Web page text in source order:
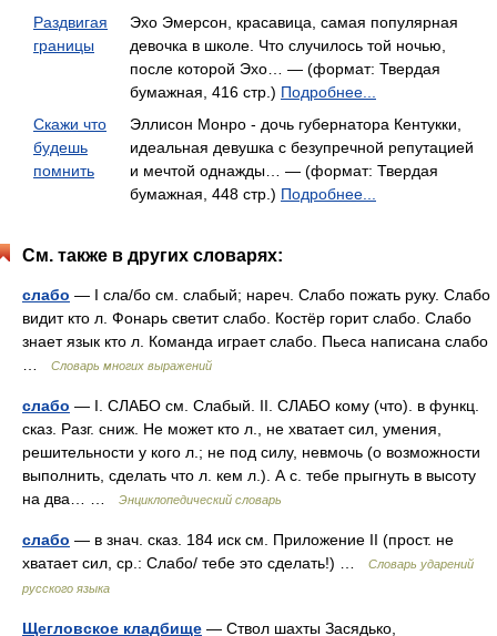
Раздвигая
границы
Эхо Эмерсон, красавица, самая популярная
девочка в школе. Что случилось той ночью,
после которой Эхо… — (формат: Твердая
бумажная, 416 стр.) Подробнее...
Скажи что
будешь
помнить
Эллисон Монро - дочь губернатора Кентукки,
идеальная девушка с безупречной репутацией
и мечтой однажды… — (формат: Твердая
бумажная, 448 стр.) Подробнее...
См. также в других словарях:
слабо — I сла/бо см. слабый; нареч. Слабо пожать руку. Слабо
видит кто л. Фонарь светит слабо. Костёр горит слабо. Слабо
знает язык кто л. Команда играет слабо. Пьеса написана слабо
Словарь многих выражений
слабо — I. СЛАБО см. Слабый. II. СЛАБО кому (что). в функц.
сказ. Разг. сниж. Не может кто л., не хватает сил, умения,
решительности у кого л.; не под силу, невмочь (о возможности
выполнить, сделать что л. кем л.). А с. тебе прыгнуть в высоту
на два… …
Энциклопедический словарь
слабо — в знач. сказ. 184 иск см. Приложение II (прост. не
хватает сил, ср.: Слабо/ тебе это сделать!) …
Словарь ударений
русского языка
Щегловское кладбище — Ствол шахты Засядько,